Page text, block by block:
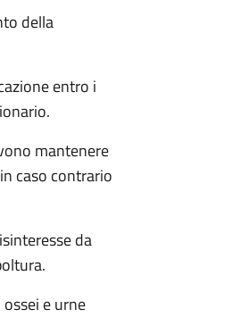
della
entro i
mantenere
caso contrario
da
e urne